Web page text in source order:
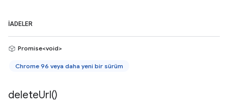
İADELER
Promise<void>
Chrome 96 veya daha yeni bir sürüm
deleteUrl()